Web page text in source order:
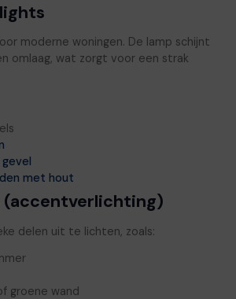
moderne woningen. De lamp schijnt
omlaag, wat zorgt voor een strak
met hout
(accentverlichting)
delen uit te lichten, zoals:
groene wand